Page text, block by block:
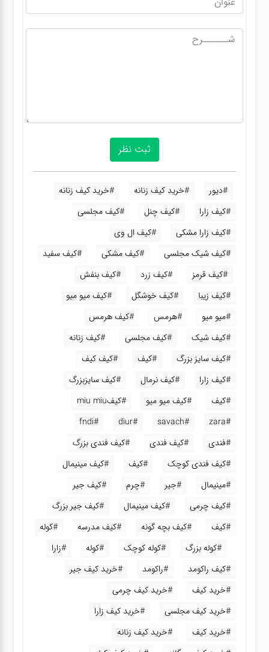
#دیور #خرید کیف زنانه
#خرید کیف زنانه
#کیف زارا
#کیف چنل
#کیف مجلسی
#کیف زارا مشکی
#کیف ال وی
#کیف شیک مجلسی
#کیف مشکی
#کیف سفید
#کیف قرمز
#کیف زرد
#کیف بنفش
#کیف زیبا
#کیف خوشگل
#کیف میو میو
#میو میو
#هرمس
#کیف هرمس
#کیف شیک
#کیف مجلسی
#کیف زنانه
#کیف سایز بزرگ
#کیف
#کیف کیف
#کیف زارا
#کیف نرمال
#کیف سایزبزرگ
#کیف
#کیف میو میو
#کیفmiu miu
#zara
#savach
#diur
#fndi
#فندی
#کیف فندی
#کیف فندی بزرگ
#کیف فندی کوچک
#کیف
#کیف مینیمال
#مینیمال
#جیر #چرم
#کیف جیر
#کیف چرمی
#کیف مینیمال
#کیف جیر بزرگ
#کیف
#کیف بچه گونه #کیف مدرسه
#کوله
#کوله بزرگ
#کوله کوچک #کوله
#زارا
#کیف راکومد
#راکومد
#خرید کیف جیر
#خرید کیف
#خرید کیف چرمی
#خرید کیف مجلسی
#خرید کیف زارا
#خرید کیف
#خرید کیف زنانه